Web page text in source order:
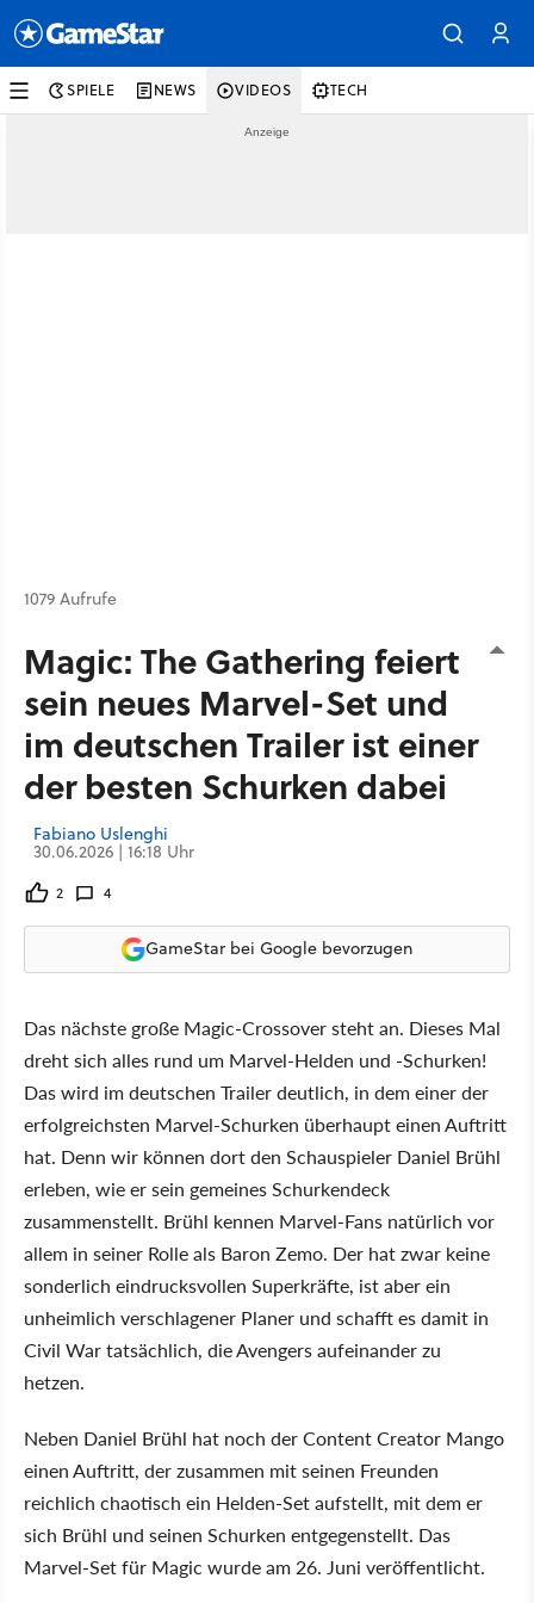
SPIELE NEWS VIDEOS TECH
1079 Aufrufe
Magic: The Gathering feiert
sein neues Marvel-Set und
im deutschen Trailer ist einer
der besten Schurken dabei
Fabiano Uslenghi
30.06.2026 | 16:18 Uhr
2 4
GameStar bei Google bevorzugen
Das nächste große Magic-Crossover steht an. Dieses Mal
dreht sich alles rund um Marvel-Helden und -Schurken!
Das wird im deutschen Trailer deutlich, in dem einer der
erfolgreichsten Marvel-Schurken überhaupt einen Auftritt
hat. Denn wir können dort den Schauspieler Daniel Brühl
erleben, wie er sein gemeines Schurkendeck
zusammenstellt. Brühl kennen Marvel-Fans natürlich vor
allem in seiner Rolle als Baron Zemo. Der hat zwar keine
sonderlich eindrucksvollen Superkräfte, ist aber ein
unheimlich verschlagener Planer und schafft es damit in
Civil War tatsächlich, die Avengers aufeinander zu
hetzen.
Neben Daniel Brühl hat noch der Content Creator Mango
einen Auftritt, der zusammen mit seinen Freunden
reichlich chaotisch ein Helden-Set aufstellt, mit dem er
sich Brühl und seinen Schurken entgegenstellt. Das
Marvel-Set für Magic wurde am 26. Juni veröffentlicht.